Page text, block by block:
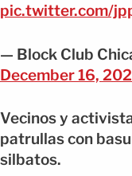
pic.twitter.com/
— Block Club
December 16,
Vecinos y
patrullas con
silbatos.